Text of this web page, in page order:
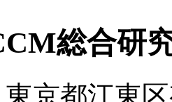
総合研
東京都江東